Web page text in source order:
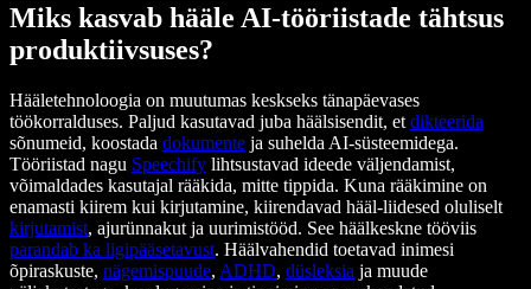
Miks kasvab hääle AI-tööriistade tähtsus
produktiivsuses?
Hääletehnoloogia on muutumas keskseks tänapäevases
töökorralduses. Paljud kasutavad juba häälsisendit, et dikteerida
sõnumeid, koostada dokumente ja suhelda AI-süsteemidega.
Tööriistad nagu Speechify lihtsustavad ideede väljendamist,
võimaldades kasutajal rääkida, mitte tippida. Kuna rääkimine on
enamasti kiirem kui kirjutamine, kiirendavad hääl-liidesed oluliselt
kirjutamist, ajurünnakut ja uurimistööd. See häälkeskne tööviis
parandab ka ligipääsetavust. Häälvahendid toetavad inimesi
õpiraskuste, nägemispuude, ADHD, düsleksia ja muude